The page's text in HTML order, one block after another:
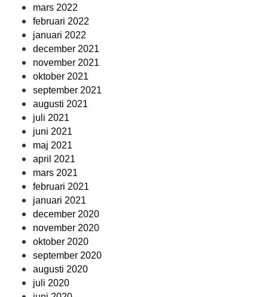
mars 2022
februari 2022
januari 2022
december 2021
november 2021
oktober 2021
september 2021
augusti 2021
juli 2021
juni 2021
maj 2021
april 2021
mars 2021
februari 2021
januari 2021
december 2020
november 2020
oktober 2020
september 2020
augusti 2020
juli 2020